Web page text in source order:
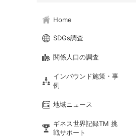
Home
SDGs調査
関係人口の調査
インバウンド施策・事
例
地域ニュース
ギネス世界記録TM 挑
戦サポート